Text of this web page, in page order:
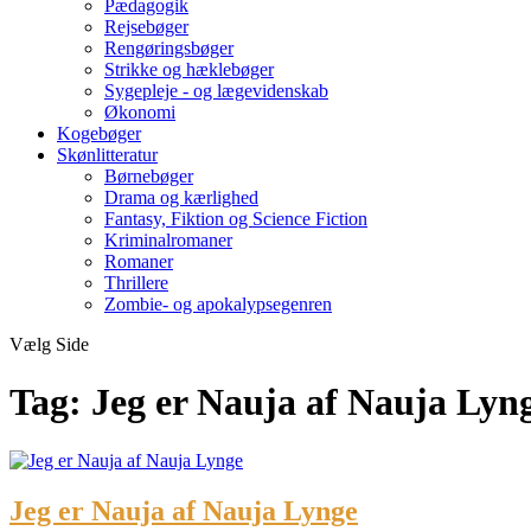
Pædagogik
Rejsebøger
Rengøringsbøger
Strikke og hæklebøger
Sygepleje - og lægevidenskab
Økonomi
Kogebøger
Skønlitteratur
Børnebøger
Drama og kærlighed
Fantasy, Fiktion og Science Fiction
Kriminalromaner
Romaner
Thrillere
Zombie- og apokalypsegenren
Vælg Side
Tag: Jeg er Nauja af Nauja
Jeg er Nauja af Nauja Lynge